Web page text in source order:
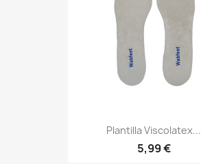
Plantilla Viscolatex...
5,99 €